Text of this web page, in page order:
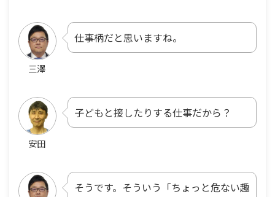
三澤
仕事柄だと思いますね。
安田
子どもと接したりする仕事だから？
そうです。そういう「ちょっと危ない趣